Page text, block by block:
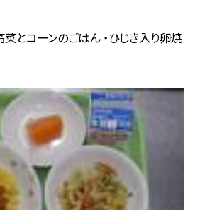
菜とコーンのごはん ・ひじき入り卵焼